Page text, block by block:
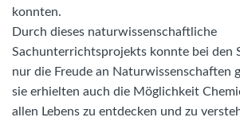
konnten.
Durch dieses naturwissenschaftliche
Sachunterrichtsprojekts konnte bei den
nur die Freude an Naturwissenschaften
sie erhielten auch die Möglichkeit
allen Lebens zu entdecken und zu